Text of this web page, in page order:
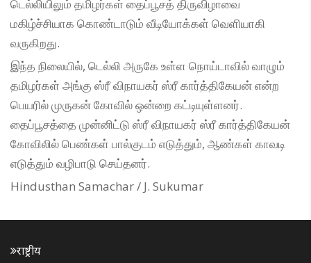
டெல்லியிலும் தமிழர்கள் தைப்பூசத் திருவிழாவை
மகிழ்ச்சியாக கொண்டாடும் வீடியோக்கள் வெளியாகி
வருகிறது.
இந்த நிலையில், டெல்லி அருகே உள்ள நொய்டாவில் வாழும்
தமிழர்கள் அங்கு ஸ்ரீ விநாயகர் ஸ்ரீ கார்த்திகேயன் என்ற
பெயரில் முருகன் கோவில் ஒன்றை கட்டியுள்ளனர்.
தைப்பூசத்தை முன்னிட்டு ஸ்ரீ விநாயகர் ஸ்ரீ கார்த்திகேயன்
கோவிலில் பெண்கள் பால்குடம் எடுத்தும், ஆண்கள் காவடி
எடுத்தும் வழிபாடு செய்தனர்.
Hindusthan Samachar / J. Sukumar
राष्ट्रीय